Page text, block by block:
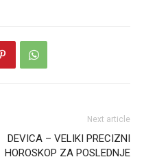
Next article
DEVICA – VELIKI PRECIZNI
HOROSKOP ZA POSLEDNJE